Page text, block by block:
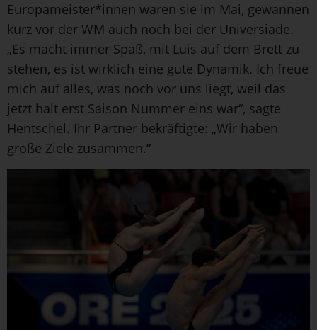
Europameister*innen waren sie im Mai, gewannen
kurz vor der WM auch noch bei der Universiade.
„Es macht immer Spaß, mit Luis auf dem Brett zu
stehen, es ist wirklich eine gute Dynamik. Ich freue
mich auf alles, was noch vor uns liegt, weil das
jetzt halt erst Saison Nummer eins war“, sagte
Hentschel. Ihr Partner bekräftigte: „Wir haben
große Ziele zusammen.“